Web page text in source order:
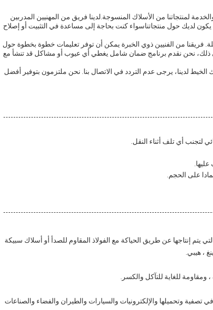
لمنتجاتنا من الأسلاك المنسوجة.لدينا فريق من المهنيين المدربين
يكون لديك حول منتجاتناسواء كنت بحاجة إلى مساعدة في التثبيت أو إصلاح
فريقنا من الفنيين ذوي الخبرة يمكن أن توفر تعليمات خطوة بخطوة حول
ذلك، نحن نقدم برنامج ضمان شامل يغطي أي عيوب أو مشاكل قد تنشأ مع
لدينا، يرجى عدم التردد في الاتصال بنا. نحن ملتزمون بتوفير أفضل
لتجنب أي تلف أثناء النقل.
على الحجم.
إنتاجها عن طريق الحياكة مع الفولاذ المقاوم للصدأ أو أسلاك سبيكة
للغاية للتآكل والكسر.
وتحميلها والإلكترونيات والسيارات والطيران والفضاء والصناعات